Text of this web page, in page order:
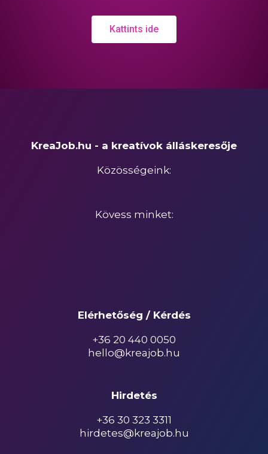
Kattints ide
KreaJob.hu - a kreatívok álláskeresője
Közösségeink:
Kövess minket:
Elérhetőség / Kérdés
+36 20 440 0050
hello@kreajob.hu
Hirdetés
+36 30 323 3311
hirdetes@kreajob.hu